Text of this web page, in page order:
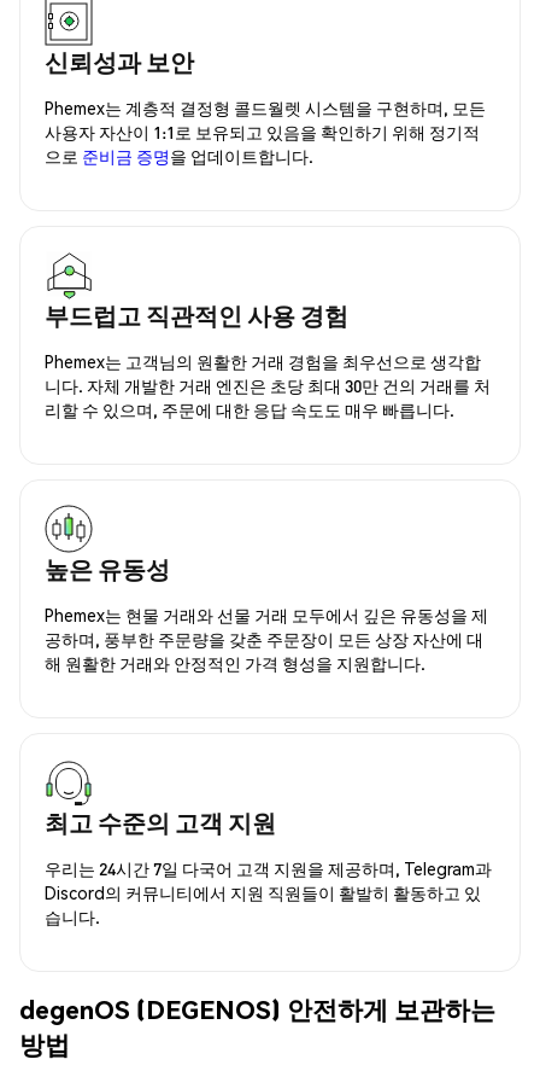
신뢰성과 보안
Phemex는 계층적 결정형 콜드월렛 시스템을 구현하며, 모든
사용자 자산이 1:1로 보유되고 있음을 확인하기 위해 정기적
으로 준비금 증명을 업데이트합니다.
부드럽고 직관적인 사용 경험
Phemex는 고객님의 원활한 거래 경험을 최우선으로 생각합
니다. 자체 개발한 거래 엔진은 초당 최대 30만 건의 거래를 처
리할 수 있으며, 주문에 대한 응답 속도도 매우 빠릅니다.
높은 유동성
Phemex는 현물 거래와 선물 거래 모두에서 깊은 유동성을 제
공하며, 풍부한 주문량을 갖춘 주문장이 모든 상장 자산에 대
해 원활한 거래와 안정적인 가격 형성을 지원합니다.
최고 수준의 고객 지원
우리는 24시간 7일 다국어 고객 지원을 제공하며, Telegram과
Discord의 커뮤니티에서 지원 직원들이 활발히 활동하고 있
습니다.
degenOS (DEGENOS) 안전하게 보관하는
방법